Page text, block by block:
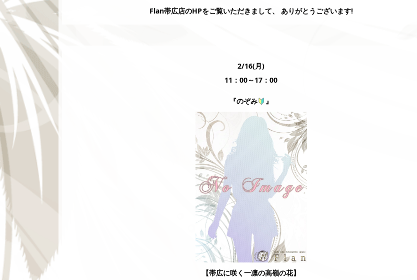
Flan帯広店のHPをご覧いただきまして、 ありがとうございます!
2/16(月)
11：00～17：00
『のぞみ 』
【帯広に咲く一凛の高嶺の花】